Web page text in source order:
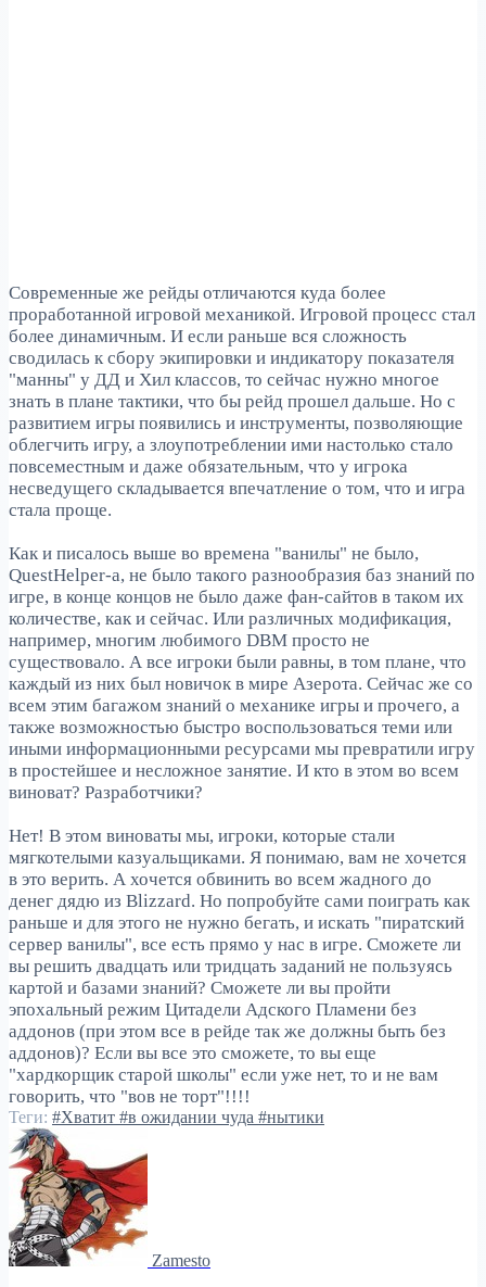
Современные же рейды отличаются куда более
проработанной игровой механикой. Игровой процесс стал
более динамичным. И если раньше вся сложность
сводилась к сбору экипировки и индикатору показателя
"манны" у ДД и Хил классов, то сейчас нужно многое
знать в плане тактики, что бы рейд прошел дальше. Но с
развитием игры появились и инструменты, позволяющие
облегчить игру, а злоупотреблении ими настолько стало
повсеместным и даже обязательным, что у игрока
несведущего складывается впечатление о том, что и игра
стала проще.
Как и писалось выше во времена "ванилы" не было,
QuestHelper-а, не было такого разнообразия баз знаний по
игре, в конце концов не было даже фан-сайтов в таком их
количестве, как и сейчас. Или различных модификация,
например, многим любимого DBM просто не
существовало. А все игроки были равны, в том плане, что
каждый из них был новичок в мире Азерота. Сейчас же со
всем этим багажом знаний о механике игры и прочего, а
также возможностью быстро воспользоваться теми или
иными информационными ресурсами мы превратили игру
в простейшее и несложное занятие. И кто в этом во всем
виноват? Разработчики?
Нет! В этом виноваты мы, игроки, которые стали
мягкотелыми казуальщиками. Я понимаю, вам не хочется
в это верить. А хочется обвинить во всем жадного до
денег дядю из Blizzard. Но попробуйте сами поиграть как
раньше и для этого не нужно бегать, и искать "пиратский
сервер ванилы", все есть прямо у нас в игре. Сможете ли
вы решить двадцать или тридцать заданий не пользуясь
картой и базами знаний? Сможете ли вы пройти
эпохальный режим Цитадели Адского Пламени без
аддонов (при этом все в рейде так же должны быть без
аддонов)? Если вы все это сможете, то вы еще
"хардкорщик старой школы" если уже нет, то и не вам
говорить, что "вов не торт"!!!!
Теги: #Хватит #в ожидании чуда #нытики
Zamesto